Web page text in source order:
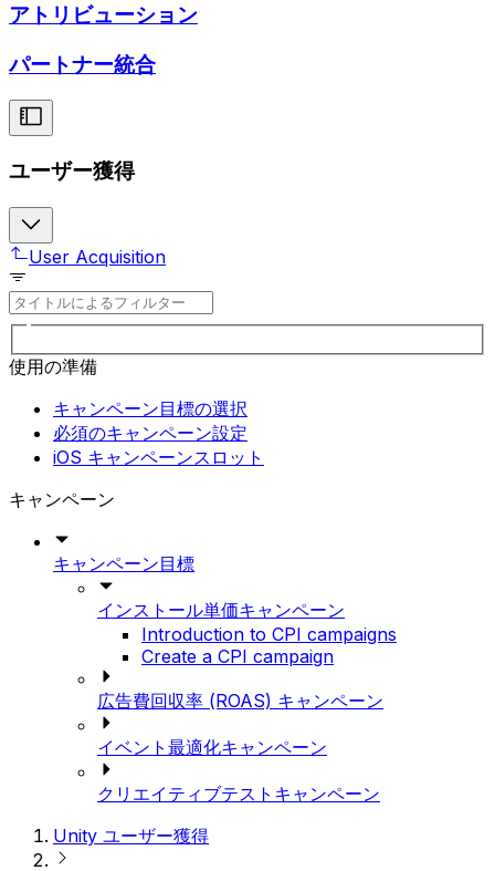
アトリビューション
パートナー統合
ユーザー獲得
User Acquisition
使用の準備
キャンペーン目標の選択
必須のキャンペーン設定
iOS キャンペーンスロット
キャンペーン
キャンペーン目標
インストール単価キャンペーン
Introduction to CPI campaigns
Create a CPI campaign
広告費回収率 (ROAS) キャンペーン
イベント最適化キャンペーン
クリエイティブテストキャンペーン
Unity ユーザー獲得